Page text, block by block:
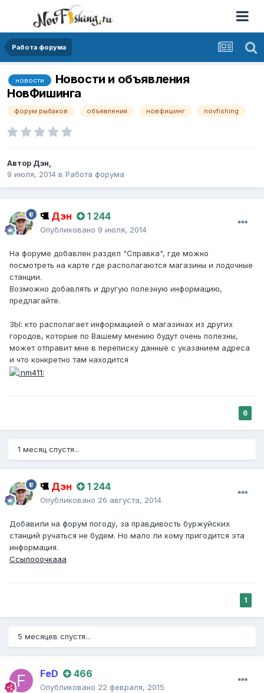
Работа форума
новости
Новости и объявления
НовФишинга
форум рыбаков объявления новфишинг novfishing
Автор Дэн,
9 июля, 2014 в Работа форума
Дэн 1 244
Опубликовано 9 июля, 2014
На форуме добавлен раздел "Справка", где можно
посмотреть на карте где располагаются магазины и лодочные
станции.
Возможно добавлять и другую полезную информацию,
предлагайте.
ЗЫ: кто располагает информацией о магазинах из других
городов, которые по Вашему мнению будут очень полезны,
может отправит мне в переписку данные с указанием адреса
и что конкретно там находится
6
1 месяц спустя...
Дэн 1 244
Опубликовано 26 августа, 2014
Добавили на форум погоду, за правдивость буржуйских
станций ручаться не будем. Но мало ли кому пригодится эта
информация.
Ссылооочкааа
1
5 месяцев спустя...
FeD 466
Опубликовано 22 февраля, 2015